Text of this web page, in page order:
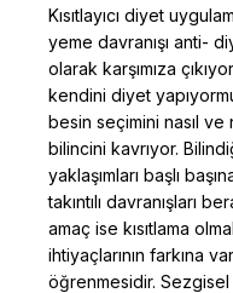
Kısıtlayıcı diyet
yeme davranışı anti-
olarak karşımıza
kendini diyet
besin seçimini nasıl
bilincini kavrıyor.
yaklaşımları başlı
takıntılı davranışları
amaç ise kısıtlama
ihtiyaçlarının farkına
öğrenmesidir. Sezgisel